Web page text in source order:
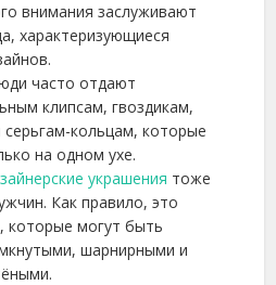
внимания заслуживают
характеризующиеся
часто отдают
клипсам, гвоздикам,
кольцам, которые
на одном ухе.
украшения тоже
Как правило, это
которые могут быть
шарнирными и